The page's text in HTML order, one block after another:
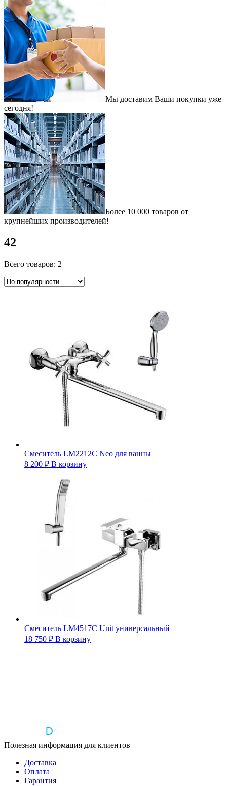
Мы доставим Ваши покупки уже
сегодня!
Более 10 000 товаров от
крупнейших производителей!
42
Всего товаров: 2
Смеситель LM2212C Neo для ванны
8 200 ₽ В корзину
Смеситель LM4517C Unit универсальный
18 750 ₽ В корзину
Полезная информация для клиентов
Доставка
Оплата
Гарантия